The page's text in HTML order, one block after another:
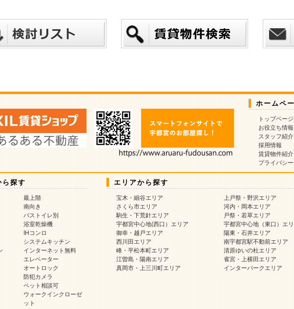
ホームペ
トップページ
お役立ち情報
スタッフ紹介
採用情報
賃貸物件紹
プライバシ
ら探す
最上階
南向き
バストイレ別
浴室乾燥機
IHコンロ
システムキッチン
インターネット無料
エレベーター
オートロック
防犯カメラ
ペット相談可
ウォークインクローゼ
ット
エリアから探す
宝木・細谷エリア
上戸祭・野沢エリア
さくら市エリア
河内・岡本エリア
駒生・下荒針エリア
戸祭・若草エリア
宇都宮中心地(西口）エリア
宇都宮中心地（東口）エ
御幸・越戸エリア
陽東・石井エリア
西川田エリア
南宇都宮駅不動前エリア
峰・平松本町エリア
清原ゆいの杜エリア
江曽島・陽南エリア
雀宮・上横田エリア
真岡市・上三川町エリア
インターパークエリア